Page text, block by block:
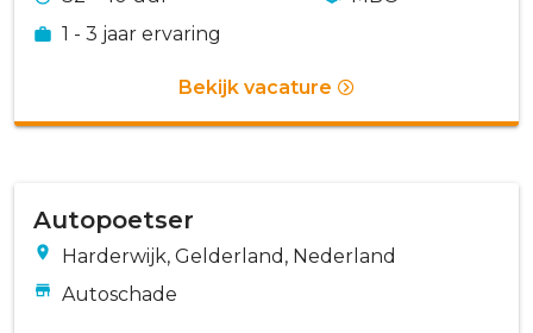
1 - 3 jaar ervaring
Bekijk vacature
Autopoetser
Harderwijk, Gelderland, Nederland
Autoschade